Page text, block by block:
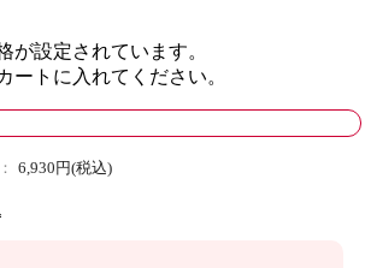
が設定されています。
ートに入れてください。
6,930円(税込)